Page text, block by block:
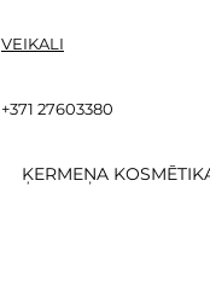
VEIKALI
+371 27603380
ĶERMEŅA